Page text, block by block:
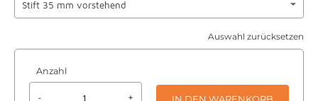
Auswahl zurücksetzen
Anzahl
- +